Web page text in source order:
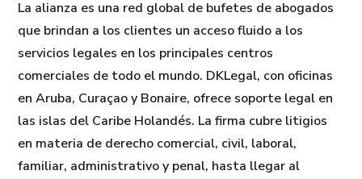
La alianza es una red global de bufetes de abogados
que brindan a los clientes un acceso fluido a los
servicios legales en los principales centros
comerciales de todo el mundo. DKLegal, con oficinas
en Aruba, Curaçao y Bonaire, ofrece soporte legal en
las islas del Caribe Holandés. La firma cubre litigios
en materia de derecho comercial, civil, laboral,
familiar, administrativo y penal, hasta llegar al